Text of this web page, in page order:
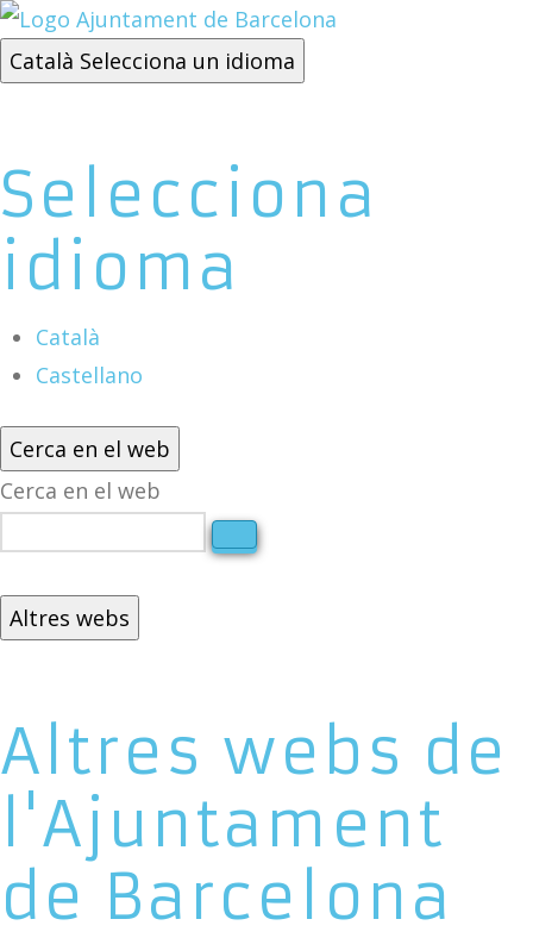
Català Selecciona un idioma
Selecciona
idioma
Català
Castellano
Cerca en el web
Cerca en el web
Altres webs
Altres webs de
l'Ajuntament
de Barcelona